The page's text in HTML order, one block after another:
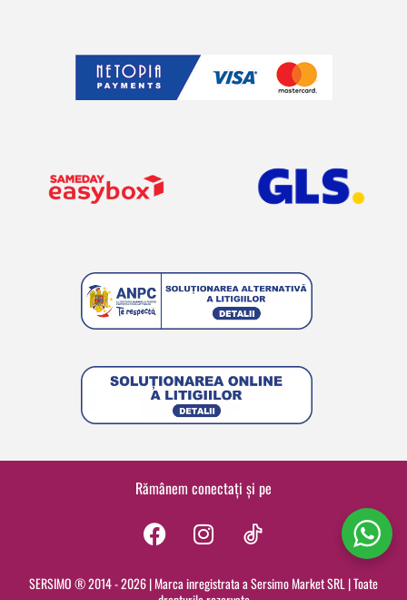
Rămânem conectați și pe
F
c
I
s
SERSIMO ® 2014 - 2026 | Marca inregistrata a Sersimo Market SRL | Toate